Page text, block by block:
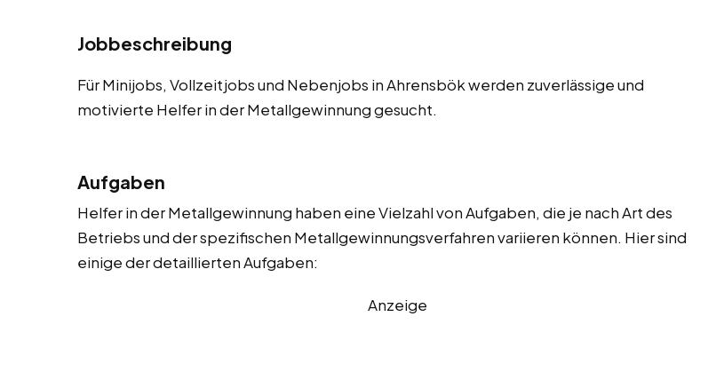
Jobbeschreibung
Für Minijobs, Vollzeitjobs und Nebenjobs in Ahrensbök werden zuverlässige und
motivierte Helfer in der Metallgewinnung gesucht.
Aufgaben
Helfer in der Metallgewinnung haben eine Vielzahl von Aufgaben, die je nach Art des
Betriebs und der spezifischen Metallgewinnungsverfahren variieren können. Hier sind
einige der detaillierten Aufgaben:
Anzeige